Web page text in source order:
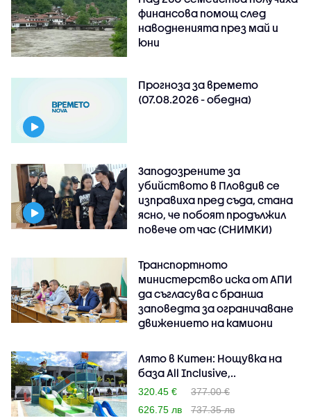
финансова помощ след
наводненията през май и
юни
Прогноза за времето
(07.08.2026 - обедна)
Заподозрените за
убийството в Пловдив се
изправиха пред съда, стана
ясно, че побоят продължил
повече от час (СНИМКИ)
Транспортното
министерство иска от АПИ
да съгласува с бранша
заповедта за ограничаване
движението на камиони
Лято в Китен: Нощувка на
база All Inclusive,..
320.45 €
377.00 €
626.75 лв
737.35 лв